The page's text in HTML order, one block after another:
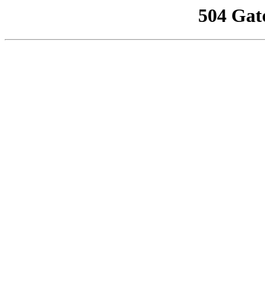
504